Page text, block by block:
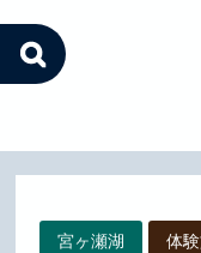
宮ヶ瀬湖 体